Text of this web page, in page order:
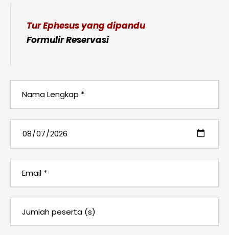
Tur Ephesus yang dipandu
Formulir Reservasi